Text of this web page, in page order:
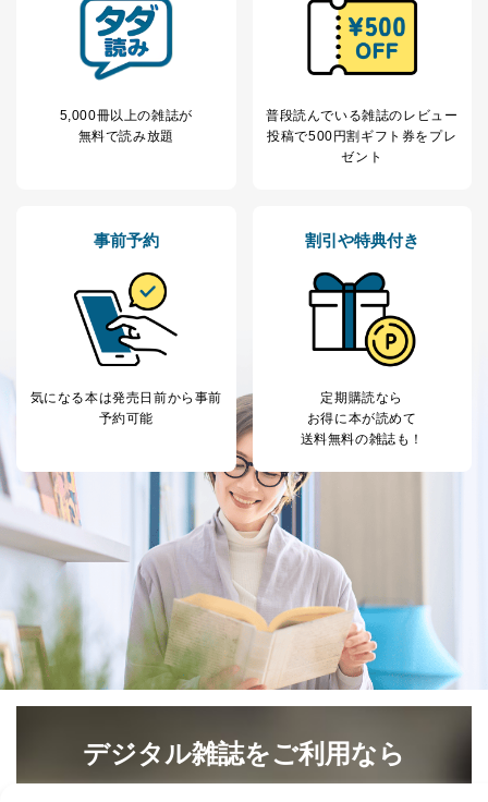
人情報
パートナー（提携
企業）からの委託
により当社の
等をご利用の方の
個人情報
提携企業及びお客様がご購入され
た商品の発売元企業からのｅメー
サービス、キャンペーン等の広告
に関するご案内のため
トに登録された方
の個人情報
当社のサービス利用状況の把握お
ー等にて公表する利用目的達成の
※上記の利用目的のうちNo.1～5については保有個人デ
ータ（開示対象個人情報）の利用目的であり、下記4.の
開示等のご請求に対応させていただきます。
なお、6、7については、パートナー（提携企業）様又は
各SNS運営会社様にご請求いただきますようお願い致し
３．個人情報の第三者提供について
当社は、取得した個人情報を適切に管理し､あらかじめ
本人の同意を得ることなく第三者に提供することはあり
ません。ただし、次の場合は除きます。
法令に基づく場合
人の生命､身体または財産の保護のために必要がある
場合であって、本人の同意を得ることが困難であると
公衆衛生の向上または児童の健全な育成の推進のため
に特に必要がある場合であって、本人の同意を得るこ
とが困難である場合。
た者が法令の定める事務を遂行することに対して協力
する必要がある場合であって、本人の同意を得ること
5,000冊以上の雑誌が
無料で読み放題
普段読んでいる雑誌のレビュー
投稿で500円割ギフト券をプレ
ゼント
事前予約
気になる本は発売日前から事前
予約可能
割引や特典付き
定期購読なら
お得に本が読めて
送料無料の雑誌も！
デジタル雑誌をご利用なら